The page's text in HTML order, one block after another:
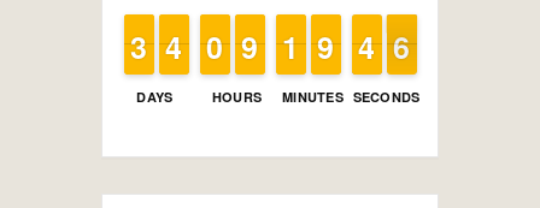
DAYS
2
2
3
3 3
3
4
4
HOURS
9
9
0
0 8
8
9
9
MINUTES
1
1
1
1 8
8
9
9
SECONDS
5
4
4 6
6
5